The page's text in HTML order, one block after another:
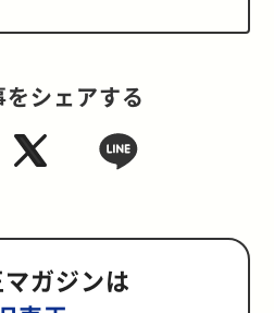
をシェアする
ガジンは